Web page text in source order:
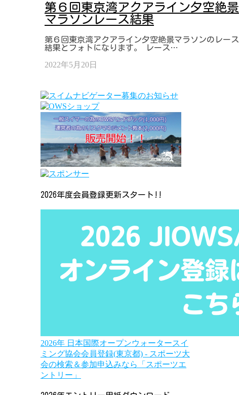
第６回東京湾アクアライン夕空絶景
マラソンレース結果
第６回東京湾アクアライン夕空絶景マラソンのレース
結果とフォトになります。 レース…
2022年5月20日
2026年度会員登録更新スタート!!
2026年 日本国際オープンウォータースイ
ミング協会会員登録(東京都) - スポーツ大
会の検索＆参加申込みなら「スポーツエ
ントリー」